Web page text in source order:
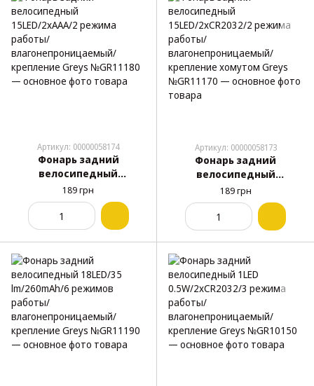
Артикул: 00000058174
Фонарь задний
велосипедный
15LED/2xAAA/2 режима
работы/
влагонепроницаемый/
крепление Greys
№GR11180
189 грн
Артикул: 00000058173
Фонарь задний
велосипедный
15LED/2xCR2032/2 режима
работы/
влагонепроницаемый/
крепление хомутом
Greys №GR11170
189 грн